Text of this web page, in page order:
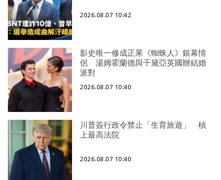
2026.08.07 10:42
影史唯一修成正果《蜘蛛人》銀幕情
侶 湯姆霍蘭德與千黛亞英國辦結婚
派對
2026.08.07 10:40
川普簽行政令禁止「生育旅遊」 槓
上最高法院
2026.08.07 10:40